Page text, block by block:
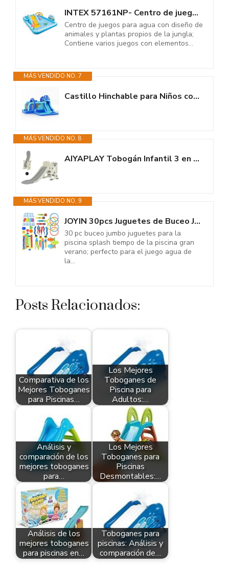
INTEX 57161NP- Centro de juegos acuático - Aventuras en la jungla
Centro de juegos para agua con diseño de
animales y plantas propios de la jungla;
Contiene varios juegos con elementos...
MÁS VENDIDO NO. 7
Castillo Hinchable para Niños con Forma de Dinosaurio, Castillo Hinchable...
MÁS VENDIDO NO. 8
AIYAPLAY Tobogán Infantil 3 en 1 Tobogán para Niños de 2 a 5 Años...
MÁS VENDIDO NO. 9
JOYIN 30pcs Juguetes de Buceo Juegos de Agua Verano Piscina Juguetes para...
30 pc buceo jumbo juguetes para la
piscina splash tiempo de la piscina gran
verano; perfecto para el juego agua de
la...
Posts Relacionados:
Comparativa de los
Mejores Toboganes
para Piscinas…
Los Mejores
Toboganes de
Piscina para
Adultos:…
Análisis y
comparación de los
mejores toboganes
para…
Los Mejores
Toboganes para
Piscinas
Desmontables:…
Análisis de los
mejores toboganes
para piscinas en…
Toboganes para
piscinas: Análisis y
comparación de…